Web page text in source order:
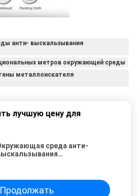
анти- выскальзывания
метров окружающей среды
металлоискателя
лучшую цену для
среда анти-
Продолжать